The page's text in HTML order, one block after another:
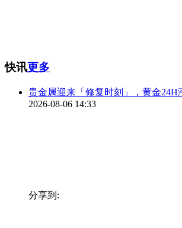
快讯更多
贵金属迎来「修复时刻」，黄金24H
2026-08-06 14:33
分享到: